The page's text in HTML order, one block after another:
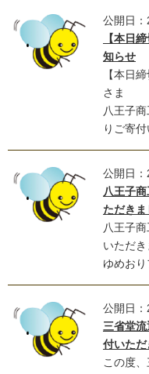
公開日
【本日
知らせ
【本日
さま
八王子
りご寄付
公開日
八王子
ただきま
八王子
いただき
ゆめおり
公開日
三省堂
付いた
この度